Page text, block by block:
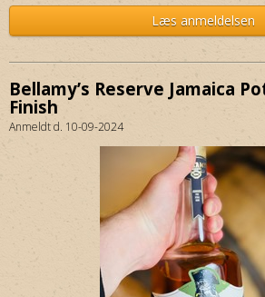
Læs anmeldelsen
Bellamy’s Reserve Jamaica
Finish
Anmeldt d. 10-09-2024